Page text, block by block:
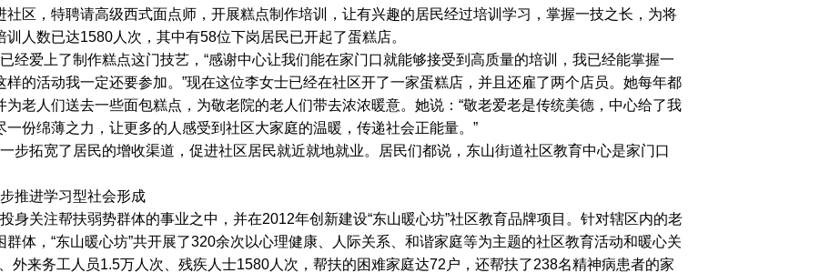
区，特聘请高级西式面点师，开展糕点制作培训，让有兴趣的居民经过培训学习，掌握一技之长，为将
人数已达1580人次，其中有58位下岗居民已开起了蛋糕店。
爱上了制作糕点这门技艺，“感谢中心让我们能在家门口就能够接受到高质量的培训，我已经能掌握一
的活动我一定还要参加。”现在这位李女士已经在社区开了一家蛋糕店，并且还雇了两个店员。她每年都
老人们送去一些面包糕点，为敬老院的老人们带去浓浓暖意。她说：“敬老爱老是传统美德，中心给了我
份绵薄之力，让更多的人感受到社区大家庭的温暖，传递社会正能量。”
拓宽了居民的增收渠道，促进社区居民就近就地就业。居民们都说，东山街道社区教育中心是家门口
推进学习型社会形成
关注帮扶弱势群体的事业之中，并在2012年创新建设“东山暖心坊”社区教育品牌项目。针对辖区内的老
体，“东山暖心坊”共开展了320余次以心理健康、人际关系、和谐家庭等为主题的社区教育活动和暖心关
外来务工人员1.5万人次、残疾人士1580人次，帮扶的困难家庭达72户，还帮扶了238名精神病患者的家